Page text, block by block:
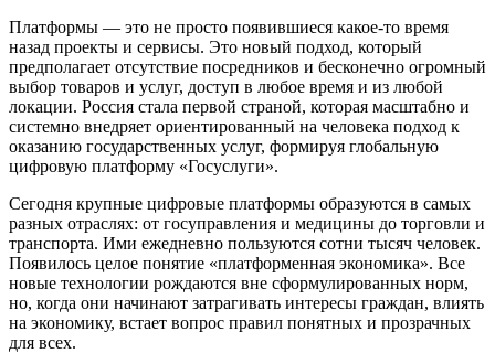
Платформы — это не просто появившиеся какое-то время
назад проекты и сервисы. Это новый подход, который
предполагает отсутствие посредников и бесконечно огромный
выбор товаров и услуг, доступ в любое время и из любой
локации. Россия стала первой страной, которая масштабно и
системно внедряет ориентированный на человека подход к
оказанию государственных услуг, формируя глобальную
цифровую платформу «Госуслуги».
Сегодня крупные цифровые платформы образуются в самых
разных отраслях: от госуправления и медицины до торговли и
транспорта. Ими ежедневно пользуются сотни тысяч человек.
Появилось целое понятие «платформенная экономика». Все
новые технологии рождаются вне сформулированных норм,
но, когда они начинают затрагивать интересы граждан, влиять
на экономику, встает вопрос правил понятных и прозрачных
для всех.